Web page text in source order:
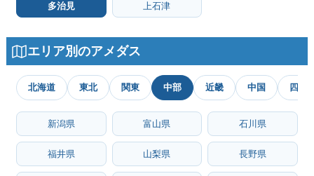
多治見 上石津
エリア別のアメダス
北海道 東北 関東 中部 近畿 中国 四国
新潟県 富山県 石川県
福井県 山梨県 長野県